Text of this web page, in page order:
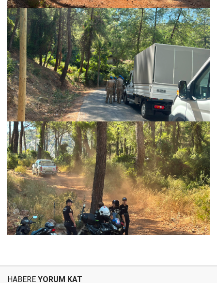
HABERE YORUM KAT